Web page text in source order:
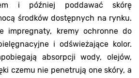
i później poddawać skórę
środków dostępnych na rynku.
impregnaty, kremy ochronne do
i odświeżające kolor.
absorpcji wody, olejów,
czemu nie penetrują one skóry, a